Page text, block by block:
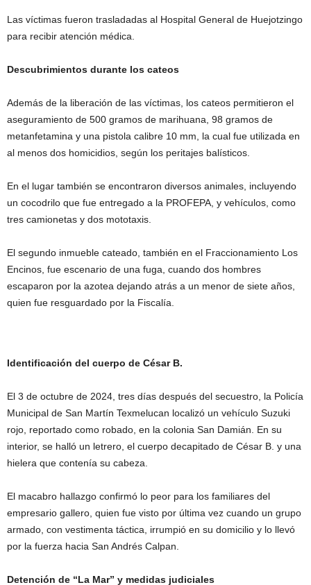
Las víctimas fueron trasladadas al Hospital General de Huejotzingo
para recibir atención médica.
Descubrimientos durante los cateos
Además de la liberación de las víctimas, los cateos permitieron el
aseguramiento de 500 gramos de marihuana, 98 gramos de
metanfetamina y una pistola calibre 10 mm, la cual fue utilizada en
al menos dos homicidios, según los peritajes balísticos.
En el lugar también se encontraron diversos animales, incluyendo
un cocodrilo que fue entregado a la PROFEPA, y vehículos, como
tres camionetas y dos mototaxis.
El segundo inmueble cateado, también en el Fraccionamiento Los
Encinos, fue escenario de una fuga, cuando dos hombres
escaparon por la azotea dejando atrás a un menor de siete años,
quien fue resguardado por la Fiscalía.
Identificación del cuerpo de César B.
El 3 de octubre de 2024, tres días después del secuestro, la Policía
Municipal de San Martín Texmelucan localizó un vehículo Suzuki
rojo, reportado como robado, en la colonia San Damián. En su
interior, se halló un letrero, el cuerpo decapitado de César B. y una
hielera que contenía su cabeza.
El macabro hallazgo confirmó lo peor para los familiares del
empresario gallero, quien fue visto por última vez cuando un grupo
armado, con vestimenta táctica, irrumpió en su domicilio y lo llevó
por la fuerza hacia San Andrés Calpan.
Detención de “La Mar” y medidas judiciales